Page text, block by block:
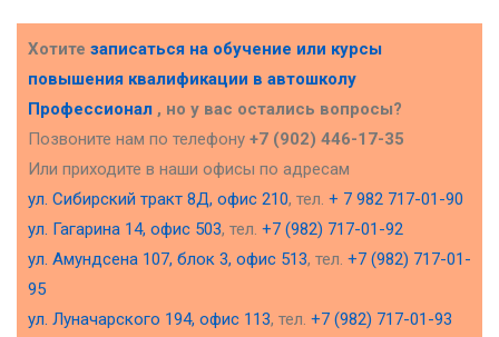
Хотите записаться на обучение или курсы
повышения квалификации в автошколу
Профессионал , но у вас остались вопросы?
Позвоните нам по телефону +7 (902) 446-17-35
Или приходите в наши офисы по адресам
ул. Сибирский тракт 8Д, офис 210, тел. + 7 982 717-01-90
ул. Гагарина 14, офис 503, тел. +7 (982) 717-01-92
ул. Амундсена 107, блок 3, офис 513, тел. +7 (982) 717-01-
95
ул. Луначарского 194, офис 113, тел. +7 (982) 717-01-93